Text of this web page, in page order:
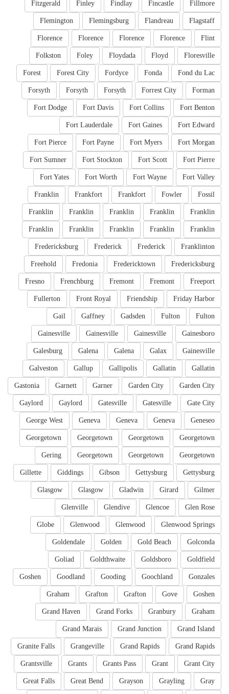
Fillmore
Fincastle
Findlay
Finley
Fitzgerald
Flagstaff
Flandreau
Flemingsburg
Flemington
Flint
Florence
Florence
Florence
Florence
Floresville
Floyd
Floydada
Foley
Folkston
Fond du Lac
Fonda
Fordyce
Forest City
Forest
Forman
Forrest City
Forsyth
Forsyth
Forsyth
Fort Benton
Fort Collins
Fort Davis
Fort Dodge
Fort Edward
Fort Gaines
Fort Lauderdale
Fort Morgan
Fort Myers
Fort Payne
Fort Pierce
Fort Pierre
Fort Scott
Fort Stockton
Fort Sumner
Fort Valley
Fort Wayne
Fort Worth
Fort Yates
Fossil
Fowler
Frankfort
Frankfort
Franklin
Franklin
Franklin
Franklin
Franklin
Franklin
Franklin
Franklin
Franklin
Franklin
Franklin
Franklinton
Frederick
Frederick
Fredericksburg
Fredericksburg
Fredericktown
Fredonia
Freehold
Freeport
Fremont
Fremont
Frenchburg
Fresno
Friday Harbor
Friendship
Front Royal
Fullerton
Fulton
Fulton
Gadsden
Gaffney
Gail
Gainesboro
Gainesville
Gainesville
Gainesville
Gainesville
Galax
Galena
Galena
Galesburg
Gallatin
Gallatin
Gallipolis
Gallup
Galveston
Garden City
Garden City
Garner
Garnett
Gastonia
Gate City
Gatesville
Gatesville
Gaylord
Gaylord
Geneseo
Geneva
Geneva
Geneva
George West
Georgetown
Georgetown
Georgetown
Georgetown
Georgetown
Georgetown
Georgetown
Gering
Gettysburg
Gettysburg
Gibson
Giddings
Gillette
Gilmer
Girard
Gladwin
Glasgow
Glasgow
Glen Rose
Glencoe
Glendive
Glenville
Glenwood Springs
Glenwood
Glenwood
Globe
Golconda
Gold Beach
Golden
Goldendale
Goldfield
Goldsboro
Goldthwaite
Goliad
Gonzales
Goochland
Gooding
Goodland
Goshen
Goshen
Gove
Grafton
Grafton
Graham
Graham
Granbury
Grand Forks
Grand Haven
Grand Island
Grand Junction
Grand Marais
Grand Rapids
Grand Rapids
Grangeville
Granite Falls
Grant City
Grant
Grants Pass
Grants
Grantsville
Gray
Grayling
Grayson
Great Bend
Great Falls